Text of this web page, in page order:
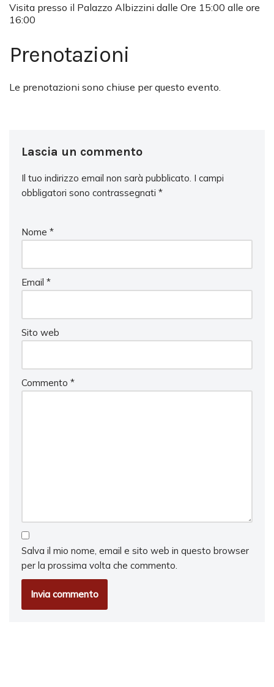
Visita presso il Palazzo Albizzini dalle Ore 15:00 alle ore
16:00
Prenotazioni
Le prenotazioni sono chiuse per questo evento.
Lascia un commento
Il tuo indirizzo email non sarà pubblicato. I campi
obbligatori sono contrassegnati *
Nome *
Email *
Sito web
Commento *
Salva il mio nome, email e sito web in questo browser
per la prossima volta che commento.